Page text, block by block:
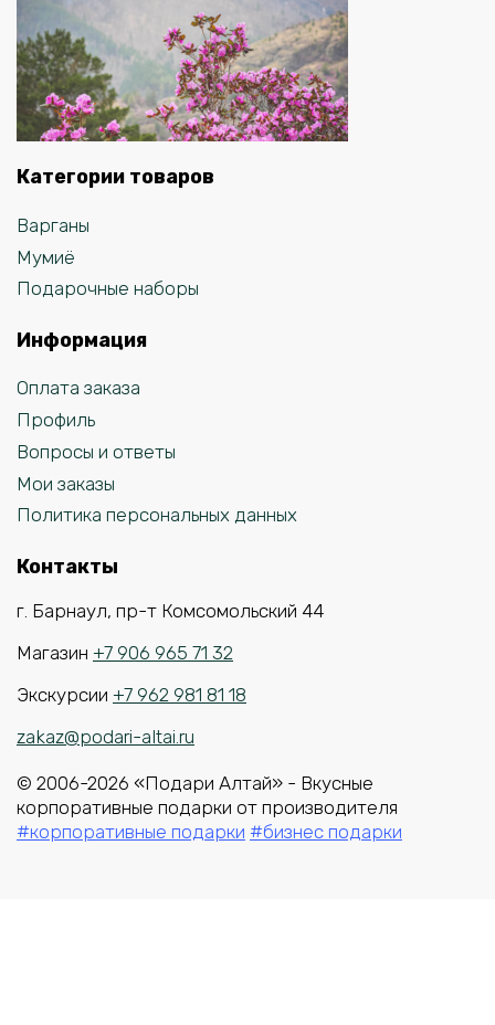
Категории товаров
Варганы
Мумиё
Подарочные наборы
Информация
Оплата заказа
Профиль
Вопросы и ответы
Мои заказы
Политика персональных данных
Контакты
г. Барнаул, пр-т Комсомольский 44
Магазин +7 906 965 71 32
Экскурсии +7 962 981 81 18
zakaz@podari-altai.ru
© 2006-2026 «Подари Алтай» - Вкусные
корпоративные подарки от производителя
#корпоративные подарки #бизнес подарки